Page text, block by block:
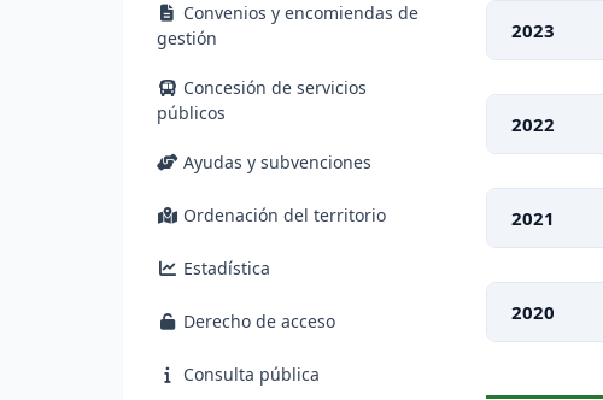
Convenios y encomiendas de
gestión
Concesión de servicios
públicos
Ayudas y subvenciones
Ordenación del territorio
Estadística
Derecho de acceso
Consulta pública
2023
2022
2021
2020